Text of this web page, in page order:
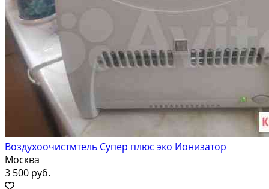
Воздухоочистмтель Супер плюс эко Ионизатор
Москва
3 500 руб.